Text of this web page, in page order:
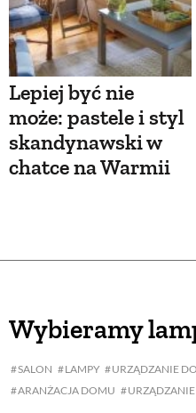
Lepiej być nie
może: pastele i styl
skandynawski w
chatce na Warmii
Wybieramy
SALON LAMPY URZĄDZANIE
ARANŻACJA DOMU